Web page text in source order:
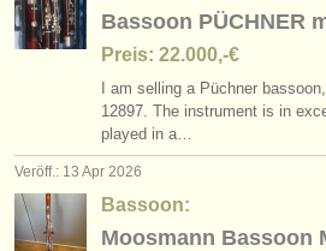
Bassoon PÜCHNER
Preis: 22.000,-€
I am selling a Püchner
12897. The instrument is in
played in a…
Veröff.: 13 Apr 2026
Bassoon:
Moosmann Bassoon